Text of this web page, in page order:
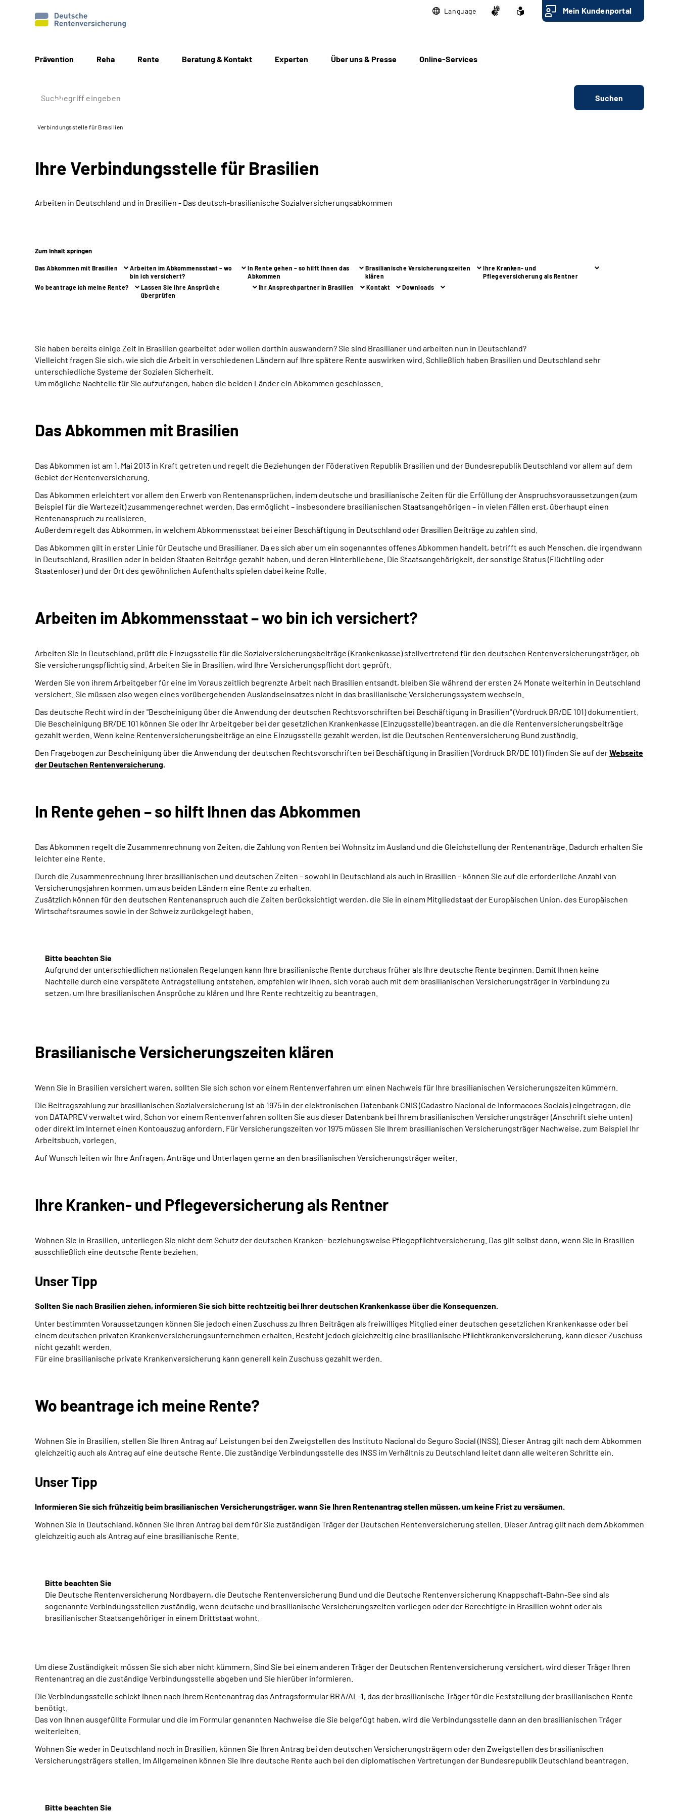
Language Mein Kundenportal
Prävention Reha Rente Beratung & Kontakt Experten Über uns & Presse Online-Services
Suchen
Verbindungsstelle für Brasilien
Ihre Verbindungsstelle für Brasilien
Arbeiten in Deutschland und in Brasilien - Das deutsch-brasilianische Sozialversicherungsabkommen
Zum Inhalt springen
Das Abkommen mit Brasilien
Arbeiten im Abkommensstaat – wo
bin ich versichert?
In Rente gehen – so hilft Ihnen das
Abkommen
Brasilianische Versicherungszeiten
klären
Ihre Kranken- und
Pflegeversicherung als Rentner
Wo beantrage ich meine Rente?
Lassen Sie Ihre Ansprüche
überprüfen
Ihr Ansprechpartner in Brasilien Kontakt Downloads
Sie haben bereits einige Zeit in Brasilien gearbeitet oder wollen dorthin auswandern? Sie sind Brasilianer und arbeiten nun in Deutschland?
Vielleicht fragen Sie sich, wie sich die Arbeit in verschiedenen Ländern auf Ihre spätere Rente auswirken wird. Schließlich haben Brasilien und Deutschland sehr
unterschiedliche Systeme der Sozialen Sicherheit.
Um mögliche Nachteile für Sie aufzufangen, haben die beiden Länder ein Abkommen geschlossen.
Das Abkommen mit Brasilien
Das Abkommen ist am 1. Mai 2013 in Kraft getreten und regelt die Beziehungen der Föderativen Republik Brasilien und der Bundesrepublik Deutschland vor allem auf dem
Gebiet der Rentenversicherung.
Das Abkommen erleichtert vor allem den Erwerb von Rentenansprüchen, indem deutsche und brasilianische Zeiten für die Erfüllung der Anspruchsvoraussetzungen (zum
Beispiel für die Wartezeit) zusammengerechnet werden. Das ermöglicht – insbesondere brasilianischen Staatsangehörigen – in vielen Fällen erst, überhaupt einen
Rentenanspruch zu realisieren.
Außerdem regelt das Abkommen, in welchem Abkommensstaat bei einer Beschäftigung in Deutschland oder Brasilien Beiträge zu zahlen sind.
Das Abkommen gilt in erster Linie für Deutsche und Brasilianer. Da es sich aber um ein sogenanntes offenes Abkommen handelt, betrifft es auch Menschen, die irgendwann
in Deutschland, Brasilien oder in beiden Staaten Beiträge gezahlt haben, und deren Hinterbliebene. Die Staatsangehörigkeit, der sonstige Status (Flüchtling oder
Staatenloser) und der Ort des gewöhnlichen Aufenthalts spielen dabei keine Rolle.
Arbeiten im Abkommensstaat – wo bin ich versichert?
Arbeiten Sie in Deutschland, prüft die Einzugsstelle für die Sozialversicherungsbeiträge (Krankenkasse) stellvertretend für den deutschen Rentenversicherungsträger, ob
Sie versicherungspflichtig sind. Arbeiten Sie in Brasilien, wird Ihre Versicherungspflicht dort geprüft.
Werden Sie von ihrem Arbeitgeber für eine im Voraus zeitlich begrenzte Arbeit nach Brasilien entsandt, bleiben Sie während der ersten 24 Monate weiterhin in Deutschland
versichert. Sie müssen also wegen eines vorübergehenden Auslandseinsatzes nicht in das brasilianische Versicherungssystem wechseln.
Das deutsche Recht wird in der "Bescheinigung über die Anwendung der deutschen Rechtsvorschriften bei Beschäftigung in Brasilien" (Vordruck BR/DE 101) dokumentiert.
Die Bescheinigung BR/DE 101 können Sie oder Ihr Arbeitgeber bei der gesetzlichen Krankenkasse (Einzugsstelle) beantragen, an die die Rentenversicherungsbeiträge
gezahlt werden. Wenn keine Rentenversicherungsbeiträge an eine Einzugsstelle gezahlt werden, ist die Deutschen Rentenversicherung Bund zuständig.
Den Fragebogen zur Bescheinigung über die Anwendung der deutschen Rechtsvorschriften bei Beschäftigung in Brasilien (Vordruck BR/DE 101) finden Sie auf derWebseite
der Deutschen Rentenversicherung.
In Rente gehen – so hilft Ihnen das Abkommen
Das Abkommen regelt die Zusammenrechnung von Zeiten, die Zahlung von Renten bei Wohnsitz im Ausland und die Gleichstellung der Rentenanträge. Dadurch erhalten Sie
leichter eine Rente.
Durch die Zusammenrechnung Ihrer brasilianischen und deutschen Zeiten – sowohl in Deutschland als auch in Brasilien – können Sie auf die erforderliche Anzahl von
Versicherungsjahren kommen, um aus beiden Ländern eine Rente zu erhalten.
Zusätzlich können für den deutschen Rentenanspruch auch die Zeiten berücksichtigt werden, die Sie in einem Mitgliedstaat der Europäischen Union, des Europäischen
Wirtschaftsraumes sowie in der Schweiz zurückgelegt haben.
Bitte beachten Sie
Aufgrund der unterschiedlichen nationalen Regelungen kann Ihre brasilianische Rente durchaus früher als Ihre deutsche Rente beginnen. Damit Ihnen keine
Nachteile durch eine verspätete Antragstellung entstehen, empfehlen wir Ihnen, sich vorab auch mit dem brasilianischen Versicherungsträger in Verbindung zu
setzen, um Ihre brasilianischen Ansprüche zu klären und Ihre Rente rechtzeitig zu beantragen.
Brasilianische Versicherungszeiten klären
Wenn Sie in Brasilien versichert waren, sollten Sie sich schon vor einem Rentenverfahren um einen Nachweis für Ihre brasilianischen Versicherungszeiten kümmern.
Die Beitragszahlung zur brasilianischen Sozialversicherung ist ab 1975 in der elektronischen Datenbank CNIS (Cadastro Nacional de Informacoes Sociais) eingetragen, die
von DATAPREV verwaltet wird. Schon vor einem Rentenverfahren sollten Sie aus dieser Datenbank bei Ihrem brasilianischen Versicherungsträger (Anschrift siehe unten)
oder direkt im Internet einen Kontoauszug anfordern. Für Versicherungszeiten vor 1975 müssen Sie Ihrem brasilianischen Versicherungsträger Nachweise, zum Beispiel Ihr
Arbeitsbuch, vorlegen.
Auf Wunsch leiten wir Ihre Anfragen, Anträge und Unterlagen gerne an den brasilianischen Versicherungsträger weiter.
Ihre Kranken- und Pflegeversicherung als Rentner
Wohnen Sie in Brasilien, unterliegen Sie nicht dem Schutz der deutschen Kranken- beziehungsweise Pflegepflichtversicherung. Das gilt selbst dann, wenn Sie in Brasilien
ausschließlich eine deutsche Rente beziehen.
Unser Tipp
Sollten Sie nach Brasilien ziehen, informieren Sie sich bitte rechtzeitig bei Ihrer deutschen Krankenkasse über die Konsequenzen.
Unter bestimmten Voraussetzungen können Sie jedoch einen Zuschuss zu Ihren Beiträgen als freiwilliges Mitglied einer deutschen gesetzlichen Krankenkasse oder bei
einem deutschen privaten Krankenversicherungsunternehmen erhalten. Besteht jedoch gleichzeitig eine brasilianische Pflichtkrankenversicherung, kann dieser Zuschuss
nicht gezahlt werden.
Für eine brasilianische private Krankenversicherung kann generell kein Zuschuss gezahlt werden.
Wo beantrage ich meine Rente?
Wohnen Sie in Brasilien, stellen Sie Ihren Antrag auf Leistungen bei den Zweigstellen des Instituto Nacional do Seguro Social (INSS). Dieser Antrag gilt nach dem Abkommen
gleichzeitig auch als Antrag auf eine deutsche Rente. Die zuständige Verbindungsstelle des INSS im Verhältnis zu Deutschland leitet dann alle weiteren Schritte ein.
Unser Tipp
Informieren Sie sich frühzeitig beim brasilianischen Versicherungsträger, wann Sie Ihren Rentenantrag stellen müssen, um keine Frist zu versäumen.
Wohnen Sie in Deutschland, können Sie Ihren Antrag bei dem für Sie zuständigen Träger der Deutschen Rentenversicherung stellen. Dieser Antrag gilt nach dem Abkommen
gleichzeitig auch als Antrag auf eine brasilianische Rente.
Bitte beachten Sie
Die Deutsche Rentenversicherung Nordbayern, die Deutsche Rentenversicherung Bund und die Deutsche Rentenversicherung Knappschaft-Bahn-See sind als
sogenannte Verbindungsstellen zuständig, wenn deutsche und brasilianische Versicherungszeiten vorliegen oder der Berechtigte in Brasilien wohnt oder als
brasilianischer Staatsangehöriger in einem Drittstaat wohnt.
Um diese Zuständigkeit müssen Sie sich aber nicht kümmern. Sind Sie bei einem anderen Träger der Deutschen Rentenversicherung versichert, wird dieser Träger Ihren
Rentenantrag an die zuständige Verbindungsstelle abgeben und Sie hierüber informieren.
Die Verbindungsstelle schickt Ihnen nach Ihrem Rentenantrag das Antragsformular BRA/AL-1, das der brasilianische Träger für die Feststellung der brasilianischen Rente
benötigt.
Das von Ihnen ausgefüllte Formular und die im Formular genannten Nachweise die Sie beigefügt haben, wird die Verbindungsstelle dann an den brasilianischen Träger
weiterleiten.
Wohnen Sie weder in Deutschland noch in Brasilien, können Sie Ihren Antrag bei den deutschen Versicherungsträgern oder den Zweigstellen des brasilianischen
Versicherungsträgers stellen. Im Allgemeinen können Sie Ihre deutsche Rente auch bei den diplomatischen Vertretungen der Bundesrepublik Deutschland beantragen.
Bitte beachten Sie